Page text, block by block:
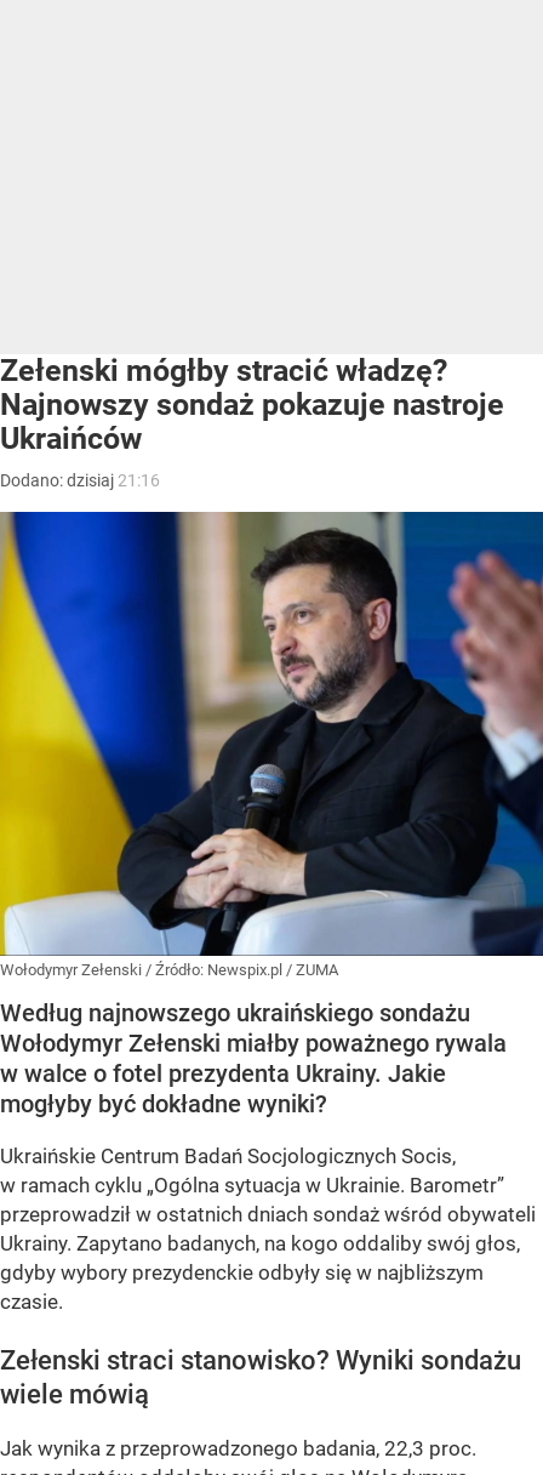
Zełenski mógłby stracić władzę?
Najnowszy sondaż pokazuje nastroje
Ukraińców
Dodano:dzisiaj 21:16
Wołodymyr Zełenski / Źródło: Newspix.pl / ZUMA
Według najnowszego ukraińskiego sondażu
Wołodymyr Zełenski miałby poważnego rywala
w walce o fotel prezydenta Ukrainy. Jakie
mogłyby być dokładne wyniki?
Ukraińskie Centrum Badań Socjologicznych Socis,
w ramach cyklu „Ogólna sytuacja w Ukrainie. Barometr”
przeprowadził w ostatnich dniach sondaż wśród obywateli
Ukrainy. Zapytano badanych, na kogo oddaliby swój głos,
gdyby wybory prezydenckie odbyły się w najbliższym
czasie.
Zełenski straci stanowisko? Wyniki sondażu
wiele mówią
Jak wynika z przeprowadzonego badania, 22,3 proc.